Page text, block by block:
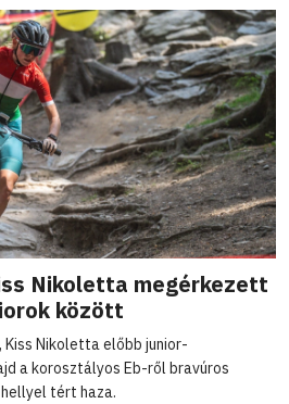
Nikoletta megérkezett
között
Nikoletta előbb junior-
a korosztályos Eb-ről bravúros
tért haza.